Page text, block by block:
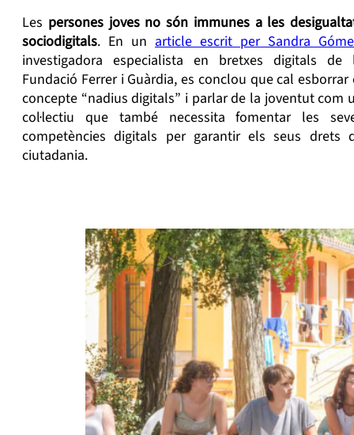
Les persones joves no són immunes a les
sociodigitals. En un article escrit per Sandra
investigadora especialista en bretxes digitals de
Fundació Ferrer i Guàrdia, es conclou que cal esborrar
concepte “nadius digitals” i parlar de la joventut com
col·lectiu que també necessita fomentar les
competències digitals per garantir els seus drets
ciutadania.